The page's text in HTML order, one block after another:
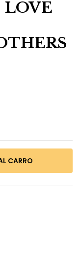
LOVE